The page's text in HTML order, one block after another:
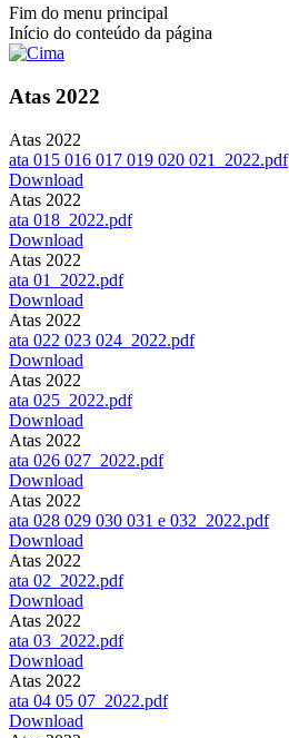
Fim do menu principal
Início do conteúdo da página
Atas 2022
Atas 2022
ata 015 016 017 019 020 021_2022.pdf
Download
Atas 2022
ata 018_2022.pdf
Download
Atas 2022
ata 01_2022.pdf
Download
Atas 2022
ata 022 023 024_2022.pdf
Download
Atas 2022
ata 025_2022.pdf
Download
Atas 2022
ata 026 027_2022.pdf
Download
Atas 2022
ata 028 029 030 031 e 032_2022.pdf
Download
Atas 2022
ata 02_2022.pdf
Download
Atas 2022
ata 03_2022.pdf
Download
Atas 2022
ata 04 05 07_2022.pdf
Download